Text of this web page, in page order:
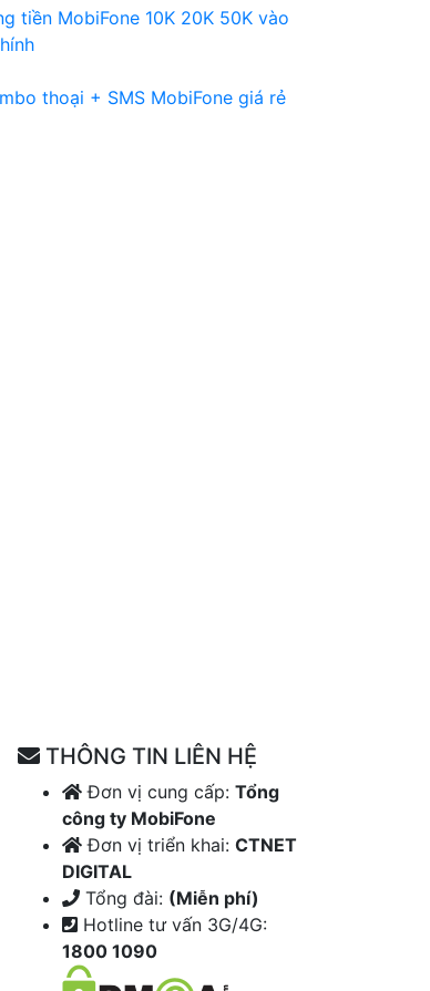
tiền MobiFone 10K 20K 50K vào
thoại + SMS MobiFone giá rẻ
THÔNG TIN LIÊN HỆ
Đơn vị cung cấp: Tổng
công ty MobiFone
Đơn vị triển khai: CTNET
DIGITAL
Tổng đài: (Miễn phí)
Hotline tư vấn 3G/4G:
1800 1090